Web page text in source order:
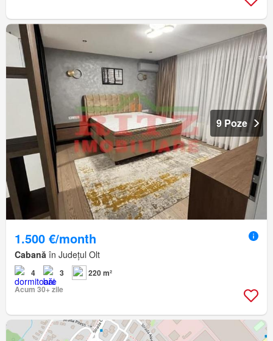
9 Poze
1.500 €/month
Cabană în Județul Olt
4 3
220 m²
Acum 30+ zile